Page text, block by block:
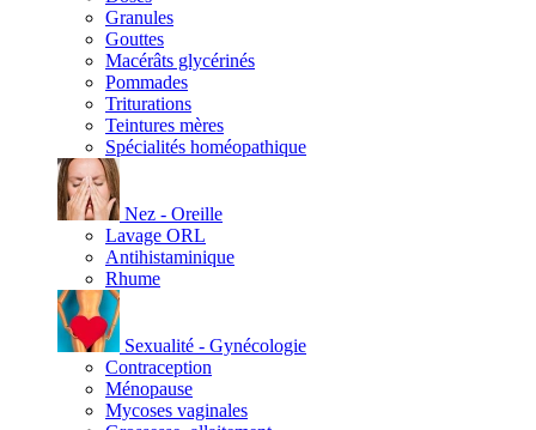
Granules
Gouttes
Macérâts glycérinés
Pommades
Triturations
Teintures mères
Spécialités homéopathique
Nez - Oreille
Lavage ORL
Antihistaminique
Rhume
Sexualité - Gynécologie
Contraception
Ménopause
Mycoses vaginales